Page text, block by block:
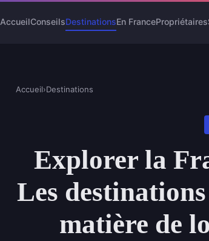
AccueilConseilsDestinationsEn FrancePropriétaires
Accueil›Destinations
Explorer la
Les
matière de